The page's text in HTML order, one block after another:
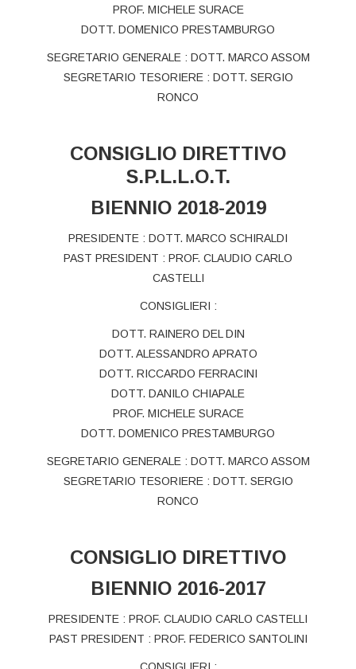
PROF. MICHELE SURACE
DOTT. DOMENICO PRESTAMBURGO
SEGRETARIO GENERALE : DOTT. MARCO ASSOM
SEGRETARIO TESORIERE : DOTT. SERGIO
RONCO
CONSIGLIO DIRETTIVO
S.P.L.L.O.T.
BIENNIO 2018-2019
PRESIDENTE : DOTT. MARCO SCHIRALDI
PAST PRESIDENT : PROF. CLAUDIO CARLO
CASTELLI
CONSIGLIERI :
DOTT. RAINERO DEL DIN
DOTT. ALESSANDRO APRATO
DOTT. RICCARDO FERRACINI
DOTT. DANILO CHIAPALE
PROF. MICHELE SURACE
DOTT. DOMENICO PRESTAMBURGO
SEGRETARIO GENERALE : DOTT. MARCO ASSOM
SEGRETARIO TESORIERE : DOTT. SERGIO
RONCO
CONSIGLIO DIRETTIVO
BIENNIO 2016-2017
PRESIDENTE : PROF. CLAUDIO CARLO CASTELLI
PAST PRESIDENT : PROF. FEDERICO SANTOLINI